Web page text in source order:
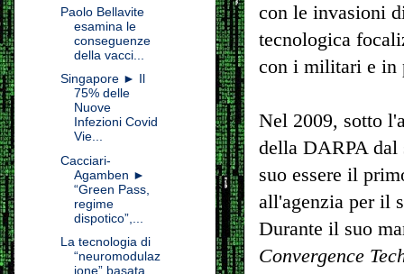
con le invasioni
tecnologica
con i militari e in
Nel 2009, sotto
della DARPA dal
suo essere il
all'agenzia per il
Durante il suo
Convergence
Paolo Bellavite
esamina le
conseguenze
della vacci...
Singapore ► Il
75% delle
Nuove
Infezioni Covid
Vie...
Cacciari-
Agamben ►
“Green Pass,
regime
dispotico”,...
La tecnologia di
“neuromodulaz
ione” basata